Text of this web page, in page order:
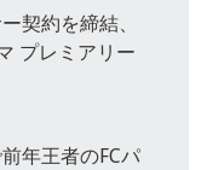
契約を締結、
プレミアリー
年王者のFCパ